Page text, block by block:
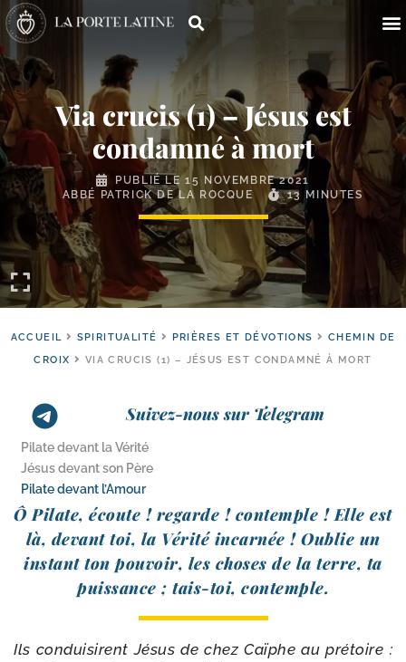
Via crucis (1) – Jésus est
condamné à mort
PUBLIÉ LE15 NOVEMBRE 2021
ABBÉ PATRICK DE LA ROCQUE
13 MINUTES
ACCUEIL SPIRITUALITÉ PRIÈRES ET DÉVOTIONS
CHEMIN DE
CROIX
VIA CRUCIS (1) – JÉSUS EST CONDAMNÉ À MORT
Suivez-nous sur Telegram
Pilate devant la Vérité
Jésus devant son Père
Pilate devant l’Amour
Ô Pilate, écoute ! regarde ! contemple ! Elle est
là, devant toi, la Vérité incar­née ! Oublie un
ins­tant ton pou­voir, les choses de la terre, ta
puis­sance ; tais-​toi, contemple.
Ils condui­sirent Jésus de chez Caïphe au pré­toire :